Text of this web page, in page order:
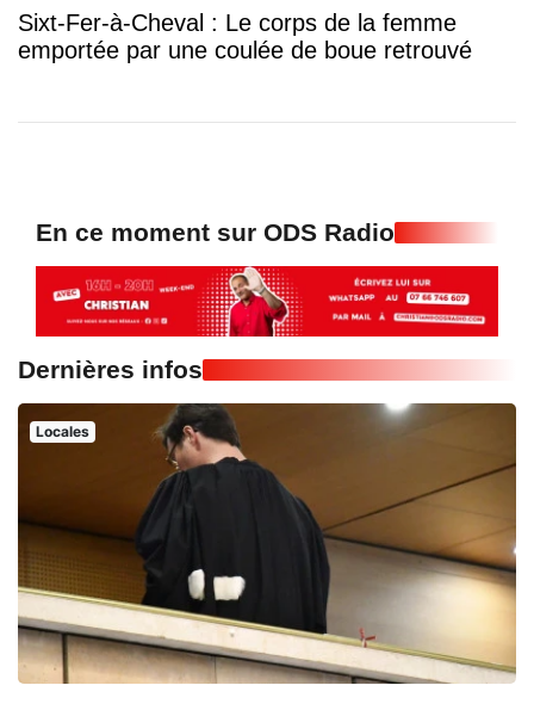
Sixt-Fer-à-Cheval : Le corps de la femme
emportée par une coulée de boue retrouvé
En ce moment sur ODS Radio
Dernières infos
Locales